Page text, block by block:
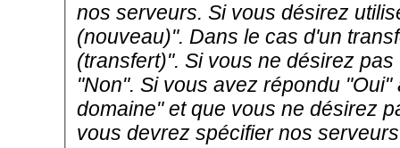
nos serveurs. Si vous désirez
(nouveau)". Dans le cas d'un
(transfert)". Si vous ne désirez
"Non". Si vous avez répondu
domaine" et que vous ne désirez
vous devrez spécifier nos